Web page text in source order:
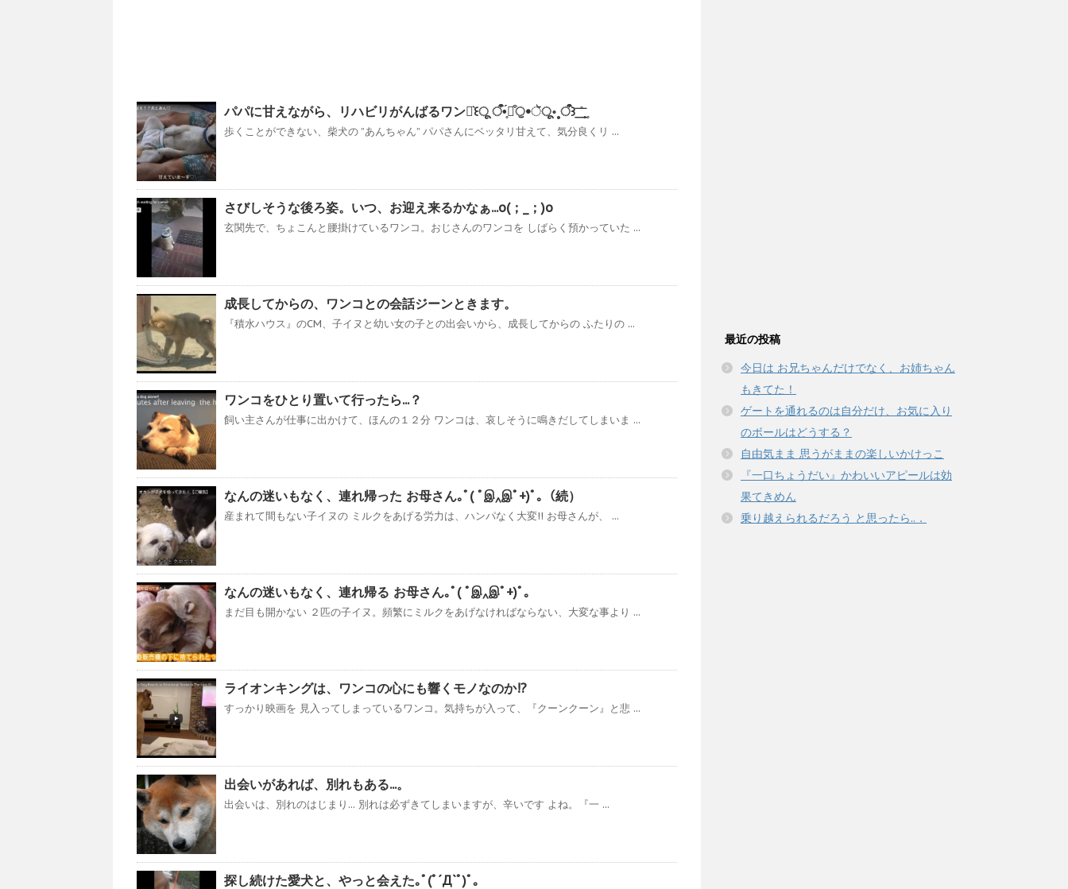
パパに甘えながら、リハビリがんばるワンコ͛꒰ू ऀ•̥́ꈊ͒ੁ•ૅू॰˳ऀ꒱ ͟͟͞ ̊ ̥ ̥
歩くことができない、柴犬の ”あんちゃん” パパさんにベッタリ甘えて、気分良くリ ...
さびしそうな後ろ姿。いつ、お迎え来るかなぁ...o(；_；)o
玄関先で、ちょこんと腰掛けているワンコ。おじさんのワンコを しばらく預かっていた ...
成長してからの、ワンコとの会話ジーンときます。
『積水ハウス』のCM、子イヌと幼い女の子との出会いから、成長してからの ふたりの ...
ワンコをひとり置いて行ったら...？
飼い主さんが仕事に出かけて、ほんの１２分 ワンコは、哀しそうに鳴きだしてしまいま ...
なんの迷いもなく、連れ帰った お母さん｡ﾟ( ﾟஇ‸இﾟ+)ﾟ｡（続）
産まれて間もない子イヌの ミルクをあげる労力は、ハンパなく大変!! お母さんが、 ...
なんの迷いもなく、連れ帰る お母さん｡ﾟ( ﾟஇ‸இﾟ+)ﾟ｡
まだ目も開かない ２匹の子イヌ。頻繁にミルクをあげなければならない、大変な事より ...
ライオンキングは、ワンコの心にも響くモノなのか!?
すっかり映画を 見入ってしまっているワンコ。気持ちが入って、『クーンクーン』と悲 ...
出会いがあれば、別れもある...。
出会いは、別れのはじまり... 別れは必ずきてしまいますが、辛いです よね。『一 ...
探し続けた愛犬と、やっと会えた｡ﾟ(ﾟ´Д`ﾟ)ﾟ｡
最近の投稿
今日は お兄ちゃんだけでなく、お姉ちゃん
もきてた！
ゲートを通れるのは自分だけ、お気に入り
のボールはどうする？
自由気まま 思うがままの楽しいかけっこ
『一口ちょうだい』かわいいアピールは効
果てきめん
乗り越えられるだろう と思ったら..．